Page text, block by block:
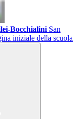
Bocchialini San
iniziale della scuola